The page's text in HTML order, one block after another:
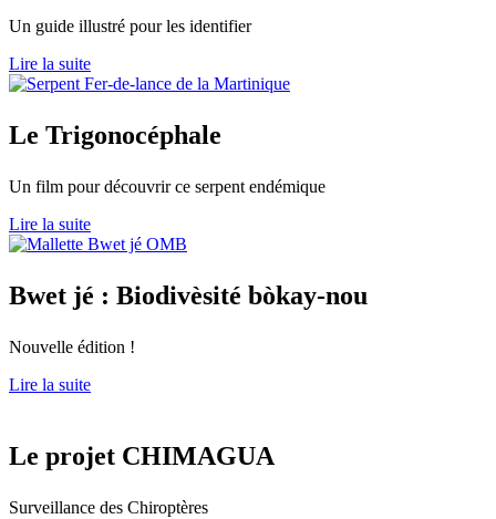
Un guide illustré pour les identifier
Lire la suite
Le Trigonocéphale
Un film pour découvrir ce serpent endémique
Lire la suite
Bwet jé : Biodivèsité bòkay-nou
Nouvelle édition !
Lire la suite
Le projet CHIMAGUA
Surveillance des Chiroptères